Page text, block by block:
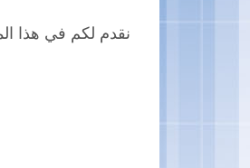
نقدم لكم في هذا